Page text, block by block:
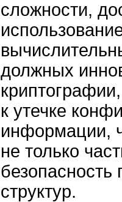
сложности,
должных
к утечке
информации,
не только
безопасность
структур.